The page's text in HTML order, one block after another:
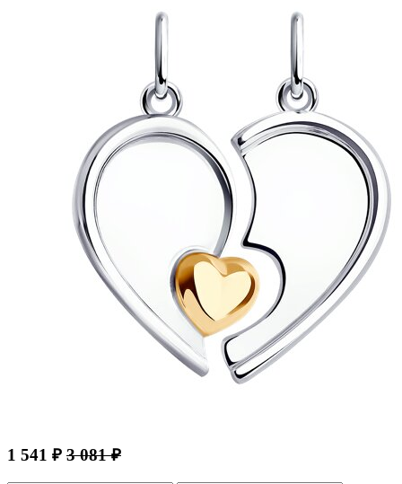
1 541 ₽ 3 081 ₽